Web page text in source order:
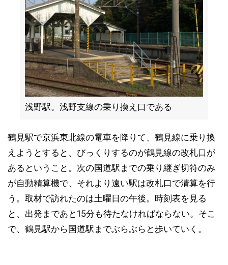
浅野駅。浅野支線の乗り換え口である
鶴見駅で京浜東北線の電車を降りて、鶴見線に乗り換
えようとすると、びっくりするのが鶴見線の改札口が
あるということ。次の国道駅までの乗り継ぎ切符のみ
が自動精算機で、それより遠い駅は改札口で清算を行
う。取材で訪れたのは土曜日の午後。時刻表を見る
と、出発まであと15分も待たなければならない。そこ
で、鶴見駅から国道駅までぶらぶらと歩いていく。